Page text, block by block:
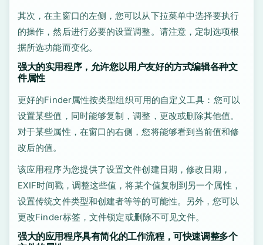
其次，在主窗口的左侧，您可以从下拉菜单中选择要执行
的操作，然后进行必要的设置调整。请注意，定制选项根
据所选功能而变化。
强大的实用程序，允许您以用户友好的方式编辑各种文
件属性
更好的Finder属性按类型组织可用的自定义工具：您可以
设置某些值，同时能够复制，调整，更改或删除其他值。
对于某些属性，在窗口的右侧，您将能够看到当前值和修
改后的值。
该应用程序为您提供了设置文件创建日期，修改日期，
EXIF时间戳，调整这些值，将某个值复制到另一个属性，
设置传统文件类型和创建者等等的可能性。另外，您可以
更改Finder标签，文件锁定或删除不可见文件。
强大的应用程序具有简化的工作流程，可快速调整多个